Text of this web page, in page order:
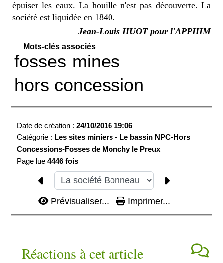
épuiser les eaux. La houille n'est pas découverte. La
société est liquidée en 1840.
Jean-Louis HUOT pour l'APPHIM
Mots-clés associés
fosses mines
hors concession
Date de création :24/10/2016 19:06
Catégorie : Les sites miniers - Le bassin NPC-Hors
Concessions-Fosses de Monchy le Preux
Page lue4446 fois
Prévisualiser... Imprimer...
Réactions à cet article